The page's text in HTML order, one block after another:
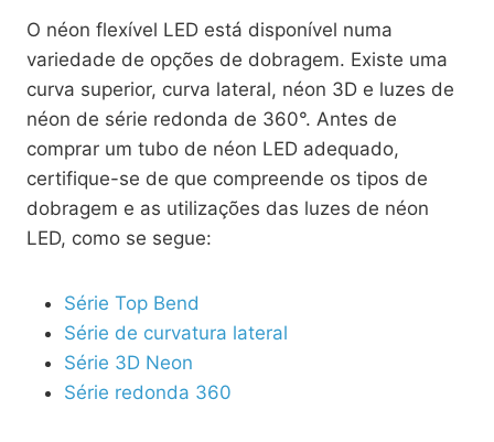
O néon flexível LED está disponível numa
variedade de opções de dobragem. Existe uma
curva superior, curva lateral, néon 3D e luzes de
néon de série redonda de 360°. Antes de
comprar um tubo de néon LED adequado,
certifique-se de que compreende os tipos de
dobragem e as utilizações das luzes de néon
LED, como se segue:
Série Top Bend
Série de curvatura lateral
Série 3D Neon
Série redonda 360